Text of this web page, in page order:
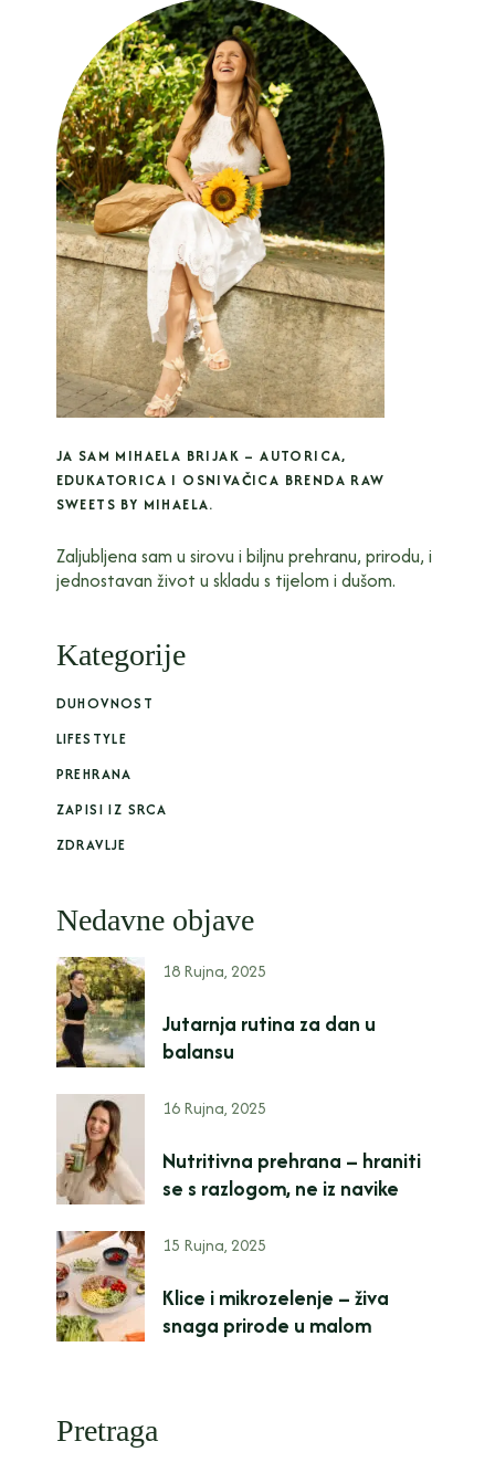
JA SAM MIHAELA BRIJAK – AUTORICA,
EDUKATORICA I OSNIVAČICA BRENDA RAW
SWEETS BY MIHAELA.
Zaljubljena sam u sirovu i biljnu prehranu, prirodu, i
jednostavan život u skladu s tijelom i dušom.
Kategorije
DUHOVNOST
LIFESTYLE
PREHRANA
ZAPISI IZ SRCA
ZDRAVLJE
Nedavne objave
18 Rujna, 2025
Jutarnja rutina za dan u
balansu
16 Rujna, 2025
Nutritivna prehrana – hraniti
se s razlogom, ne iz navike
15 Rujna, 2025
Klice i mikrozelenje – živa
snaga prirode u malom
Pretraga